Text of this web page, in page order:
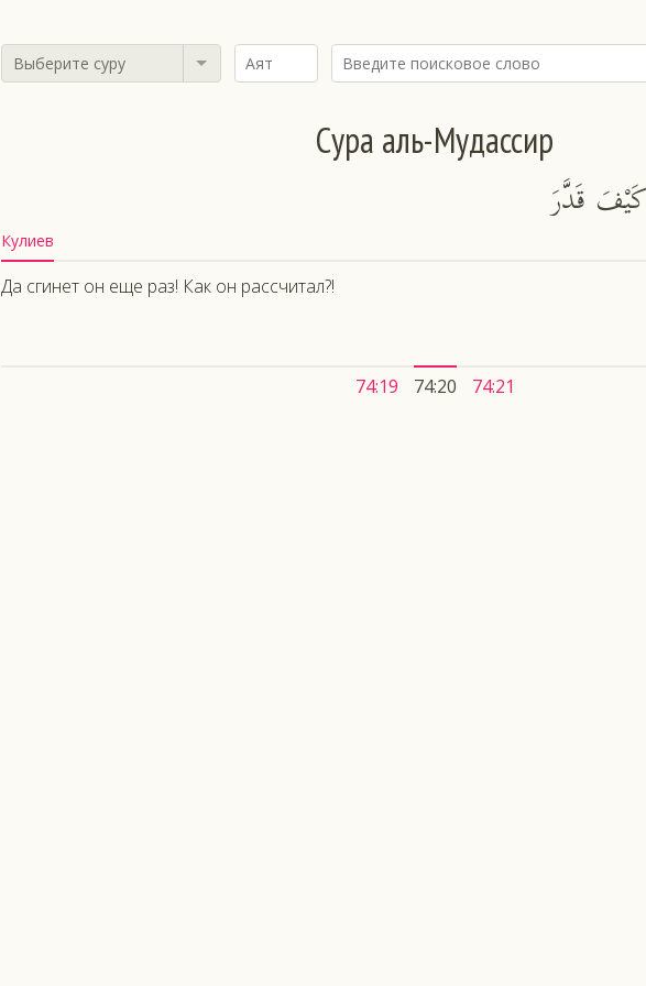
Выберите суру
Сура аль-Мудассир
قَدَّرَ
Кулиев
Да сгинет он еще раз! Как он рассчитал?!
74:19 74:20 74:21